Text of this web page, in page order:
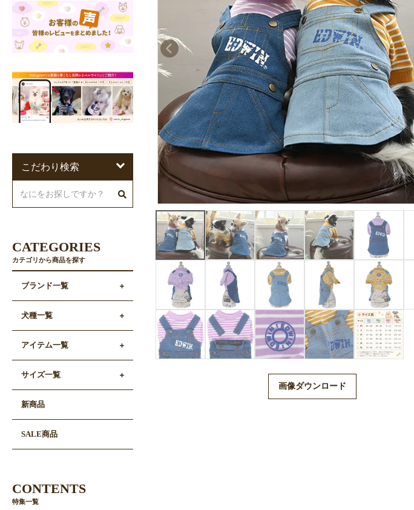
画像ダウンロード
こだわり検索
CATEGORIES
カテゴリから商品を探す
ブランド一覧
犬種一覧
アイテム一覧
サイズ一覧
新商品
SALE商品
CONTENTS
特集一覧